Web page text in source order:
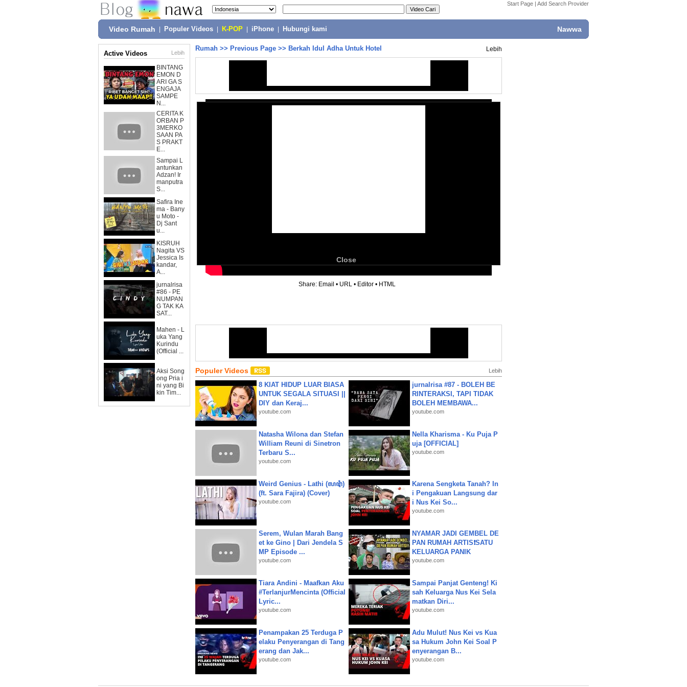
Start Page | Add Search Provider
Video Rumah Populer Videos K-POP iPhone Hubungi kami Nawwa
Active Videos Lebih
BINTANG
EMON D
ARI GA S
ENGAJA
SAMPE
N...
CERITA K
ORBAN P
3MERKO
SAAN PA
S PRAKT
E...
Sampai L
antunkan
Adzan! Ir
manputra
S...
Safira Ine
ma - Bany
u Moto -
Dj Sant
u...
KISRUH
Nagita VS
Jessica Is
kandar,
A...
jurnalrisa
#86 - PE
NUMPAN
G TAK KA
SAT...
Mahen - L
uka Yang
Kurindu
(Official ...
Aksi Song
ong Pria i
ni yang Bi
kin Tim...
Rumah >> Previous Page >> Berkah Idul Adha Untuk Hotel Lebih
Close
Share: Email • URL • Editor • HTML
Populer Videos Lebih
8 KIAT HIDUP LUAR BIASA
UNTUK SEGALA SITUASI ||
DIY dan Keraj...
youtube.com
jurnalrisa #87 - BOLEH BE
RINTERAKSI, TAPI TIDAK
BOLEH MEMBAWA...
youtube.com
Natasha Wilona dan Stefan
William Reuni di Sinetron
Terbaru S...
youtube.com
Nella Kharisma - Ku Puja P
uja [OFFICIAL]
youtube.com
Weird Genius - Lathi (ꦭꦛꦶ)
(ft. Sara Fajira) (Cover)
youtube.com
Karena Sengketa Tanah? In
i Pengakuan Langsung dar
i Nus Kei So...
youtube.com
Serem, Wulan Marah Bang
et ke Gino | Dari Jendela S
MP Episode ...
youtube.com
NYAMAR JADI GEMBEL DE
PAN RUMAH ARTIS❗SATU
KELUARGA PANIK
youtube.com
Tiara Andini - Maafkan Aku
#TerlanjurMencinta (Official
Lyric...
youtube.com
Sampai Panjat Genteng! Ki
sah Keluarga Nus Kei Sela
matkan Diri...
youtube.com
Penampakan 25 Terduga P
elaku Penyerangan di Tang
erang dan Jak...
youtube.com
Adu Mulut! Nus Kei vs Kua
sa Hukum John Kei Soal P
enyerangan B...
youtube.com